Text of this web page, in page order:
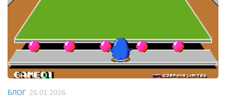
БЛОГ 25.01.2026